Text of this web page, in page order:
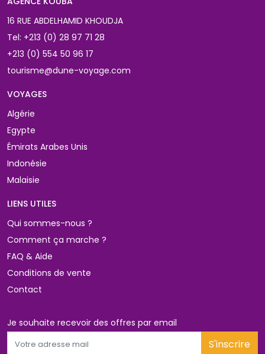
16 RUE ABDELHAMID KHOUDJA
Tel: +213 (0) 28 97 71 28
+213 (0) 554 50 96 17
tourisme@dune-voyage.com
VOYAGES
Algérie
Egypte
Émirats Arabes Unis
Indonésie
Malaisie
LIENS UTILES
Qui sommes-nous ?
Comment ça marche ?
FAQ & Aide
Conditions de vente
Contact
Je souhaite recevoir des offres par email
S'inscrire